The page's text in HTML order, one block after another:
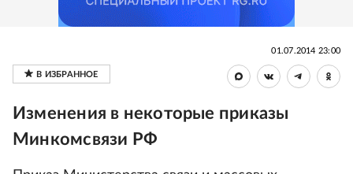
01.07.2014 23:00
Изменения в некоторые приказы
Минкомсвязи РФ